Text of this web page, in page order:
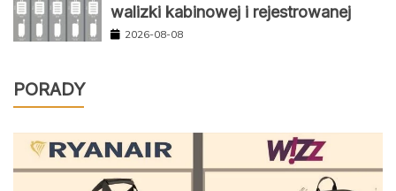
walizki kabinowej i rejestrowanej
2026-08-08
PORADY